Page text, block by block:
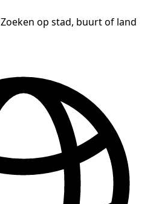
Zoeken op stad, buurt of land